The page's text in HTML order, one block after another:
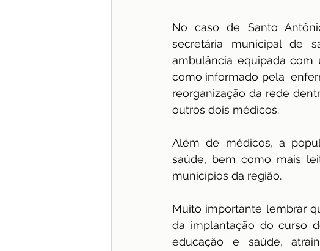
No caso de Santo
secretária municipal de
ambulância equipada com
como informado pela
reorganização da rede
outros dois médicos.
Além de médicos, a
saúde, bem como mais
municípios da região.
Muito importante lembrar
da implantação do curso
educação e saúde,